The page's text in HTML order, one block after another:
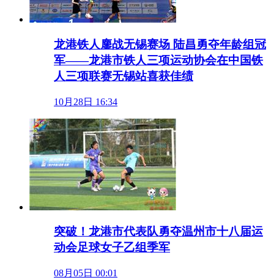
龙港铁人鏖战无锡赛场 陆昌勇夺年龄组冠
军——龙港市铁人三项运动协会在中国铁
人三项联赛无锡站喜获佳绩
10月28日 16:34
突破！龙港市代表队勇夺温州市十八届运
动会足球女子乙组季军
08月05日 00:01